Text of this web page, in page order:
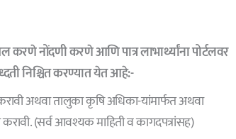
करणे नोंदणी करणे आणि पात्र लाभार्थ्यांना पोर्टलवर
निश्चित करण्यात येत आहे:-
अथवा तालुका कृषि अधिका-यांमार्फत अथवा
करावी. (सर्व आवश्यक माहिती व कागदपत्रांसह)